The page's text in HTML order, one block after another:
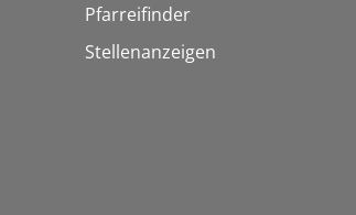
Pfarreifinder
Stellenanzeigen